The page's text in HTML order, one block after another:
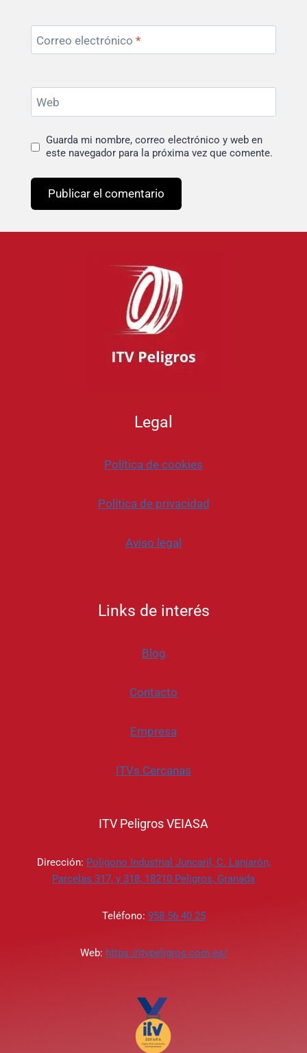
Correo electrónico*
Web
Guarda mi nombre, correo electrónico y web en
este navegador para la próxima vez que comente.
Legal
Política de cookies
Política de privacidad
Aviso legal
Links de interés
Blog
Contacto
Empresa
ITVs Cercanas
ITV Peligros VEIASA
Dirección: Poligono Industrial Juncaril, C. Lanjarón,
Parcelas 317, y 318, 18210 Peligros, Granada
Teléfono: 958 56 40 25
Web: https://itvpeligros.com.es/